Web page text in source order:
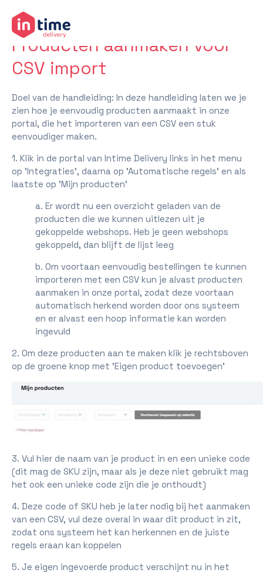
terug naar helpcenter
Producten aanmaken voor
CSV import
Doel van de handleiding: In deze handleiding laten we je
zien hoe je eenvoudig producten aanmaakt in onze
portal, die het importeren van een CSV een stuk
eenvoudiger maken.
1. Klik in de portal van Intime Delivery links in het menu
op 'Integraties', daarna op 'Automatische regels' en als
laatste op 'Mijn producten'
a. Er wordt nu een overzicht geladen van de
producten die we kunnen uitlezen uit je
gekoppelde webshops. Heb je geen webshops
gekoppeld, dan blijft de lijst leeg
b. Om voortaan eenvoudig bestellingen te kunnen
importeren met een CSV kun je alvast producten
aanmaken in onze portal, zodat deze voortaan
automatisch herkend worden door ons systeem
en er alvast een hoop informatie kan worden
ingevuld
2. Om deze producten aan te maken klik je rechtsboven
op de groene knop met 'Eigen product toevoegen'
3. Vul hier de naam van je product in en een unieke code
(dit mag de SKU zijn, maar als je deze niet gebruikt mag
het ook een unieke code zijn die je onthoudt)
4. Deze code of SKU heb je later nodig bij het aanmaken
van een CSV, vul deze overal in waar dit product in zit,
zodat ons systeem het kan herkennen en de juiste
regels eraan kan koppelen
5. Je eigen ingevoerde product verschijnt nu in het